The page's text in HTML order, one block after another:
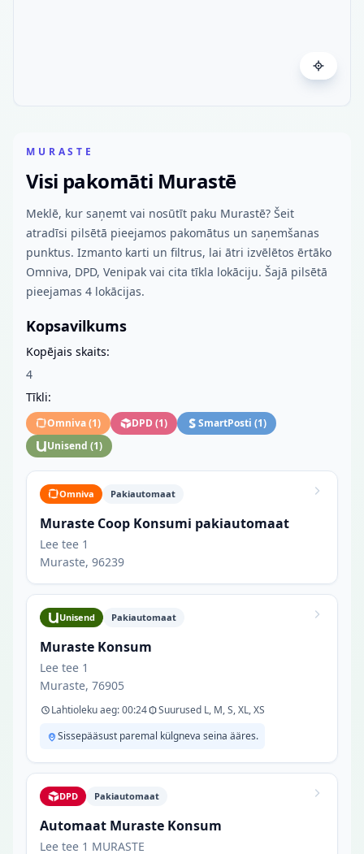
MURASTE
Visi pakomāti Murastē
Meklē, kur saņemt vai nosūtīt paku Murastē? Šeit
atradīsi pilsētā pieejamos pakomātus un saņemšanas
punktus. Izmanto karti un filtrus, lai ātri izvēlētos ērtāko
Omniva, DPD, Venipak vai cita tīkla lokāciju. Šajā pilsētā
pieejamas 4 lokācijas.
Kopsavilkums
Kopējais skaits:
4
Tīkli:
Omniva(1) DPD(1) SmartPosti (1)
Unisend (1)
Omniva Pakiautomaat
Muraste Coop Konsumi pakiautomaat
Lee tee 1
Muraste, 96239
Unisend Pakiautomaat
Muraste Konsum
Lee tee 1
Muraste, 76905
Lahtioleku aeg: 00:24
Suurused L, M, S, XL, XS
Sissepääsust paremal külgneva seina ääres.
DPD Pakiautomaat
Automaat Muraste Konsum
Lee tee 1 MURASTE